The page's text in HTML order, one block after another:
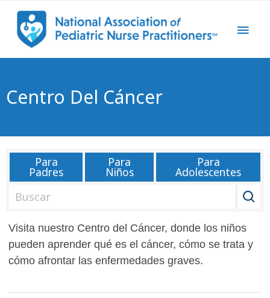
Centro Del Cáncer
Para
Padres
Para
Niños
Para
Adolescentes
s
c
a
Visita nuestro Centro del Cáncer, donde los niños
pueden aprender qué es el cáncer, cómo se trata y
cómo afrontar las enfermedades graves.